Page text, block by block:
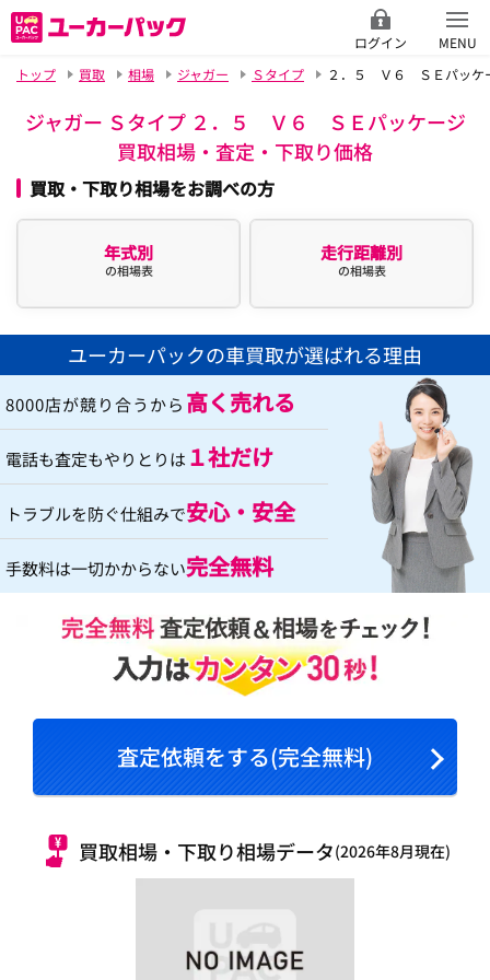
ログイン
MENU
トップ
買取 相場 ジャガー Ｓタイプ ２．５ Ｖ６ ＳＥパッケ
ジャガー Ｓタイプ ２．５ Ｖ６ ＳＥパッケージ
買取相場・査定・下取り価格
買取・下取り相場をお調べの方
年式別
の相場表
走行距離別
の相場表
ユーカーパックの車買取が選ばれる理由
8000店が競り合うから 高く売れる
電話も査定もやりとりは １社だけ
トラブルを防ぐ仕組みで安心・安全
手数料は一切かからない完全無料
査定依頼をする(完全無料)
買取相場・下取り相場データ(2026年8月現在)